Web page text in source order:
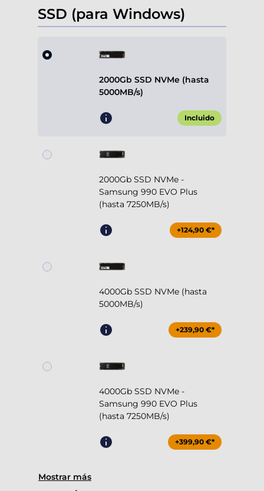
SSD (para Windows)
2000Gb SSD NVMe (hasta
5000MB/s)
Incluido
2000Gb SSD NVMe -
Samsung 990 EVO Plus
(hasta 7250MB/s)
+124,90 €*
4000Gb SSD NVMe (hasta
5000MB/s)
+239,90 €*
4000Gb SSD NVMe -
Samsung 990 EVO Plus
(hasta 7250MB/s)
+399,90 €*
Mostrar más